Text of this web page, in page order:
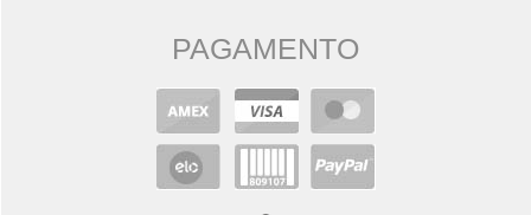
PAGAMENTO